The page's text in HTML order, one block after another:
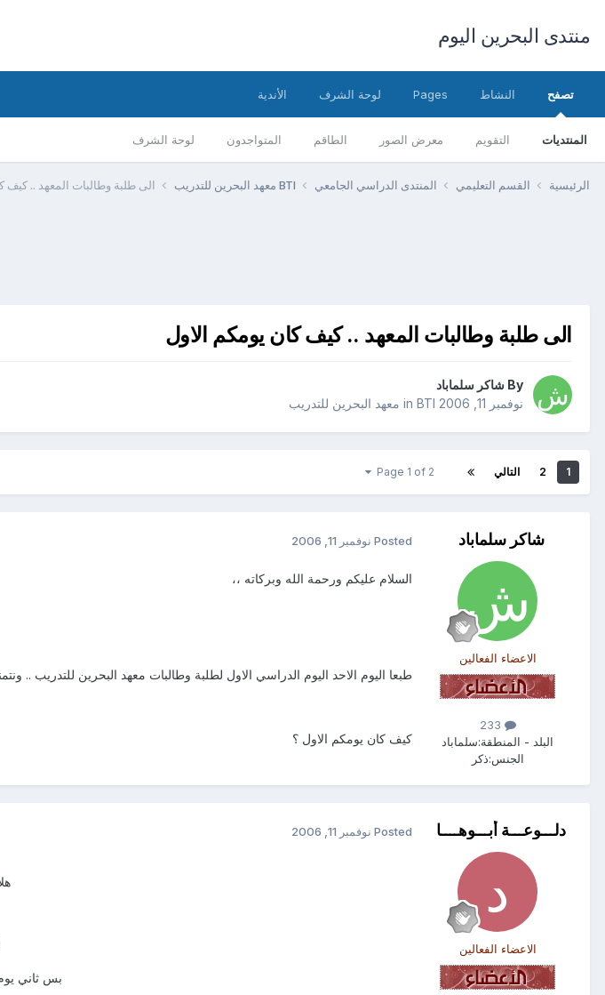
منتدى البحرين اليوم
تصفح
المنتديات التقويم معرض الصور الطاقم المتواجدون لوحة الشرف
النشاط Pages لوحة الشرف الأندية
الرئيسية القسم التعليمي المنتدى الدراسي الجامعي BTI معهد البحرين للتدريب الى طلبة وطالبات المعهد .. كيف
الى طلبة وطالبات المعهد .. كيف كان يومكم الاول
By شاكر سلماباد
نوفمبر 11, 2006
BTI معهد البحرين للتدريب
1
2 التالي Page 1 of 2
شاكر سلماباد
الاعضاء الفعالين
البلد - المنطقة:سلماباد
الجنس:ذكر
Posted نوفمبر 11, 2006
السلام عليكم ورحمة الله وبركاته ،،
طبعا اليوم الاحد اليوم الدراسي الاول لطلبة وطالبات معهد البحرين للتدريب ..
كيف كان يومكم الاول ؟
دلـــوعـــة أبـــوهــــا
الاعضاء الفعالين
Posted نوفمبر 11, 2006
بس ثاني